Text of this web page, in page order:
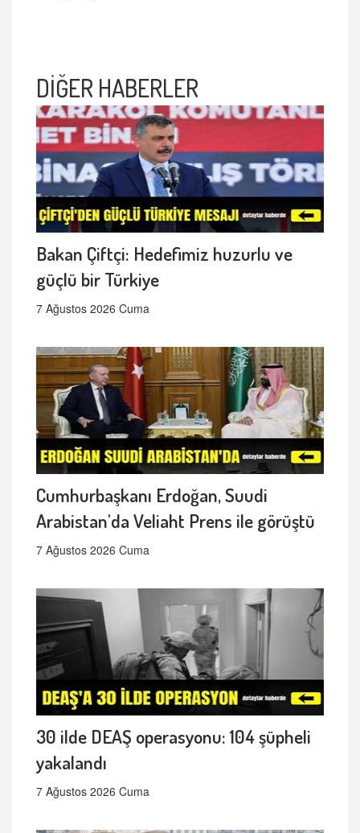
DİĞER HABERLER
Bakan Çiftçi: Hedefimiz huzurlu ve
güçlü bir Türkiye
7 Ağustos 2026 Cuma
Cumhurbaşkanı Erdoğan, Suudi
Arabistan'da Veliaht Prens ile görüştü
7 Ağustos 2026 Cuma
30 ilde DEAŞ operasyonu: 104 şüpheli
yakalandı
7 Ağustos 2026 Cuma